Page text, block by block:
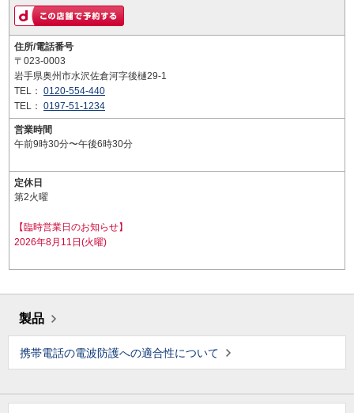
住所/電話番号
〒023-0003
岩手県奥州市水沢佐倉河字後樋29-1
TEL： 0120-554-440
TEL： 0197-51-1234
営業時間
午前9時30分〜午後6時30分
定休日
第2火曜
【臨時営業日のお知らせ】
2026年8月11日(火曜)
製品
携帯電話の電波防護への適合性について